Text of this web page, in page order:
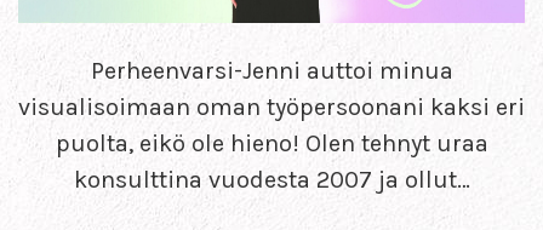
Perheenvarsi-Jenni auttoi minua
visualisoimaan oman työpersoonani kaksi eri
puolta, eikö ole hieno! Olen tehnyt uraa
konsulttina vuodesta 2007 ja ollut…